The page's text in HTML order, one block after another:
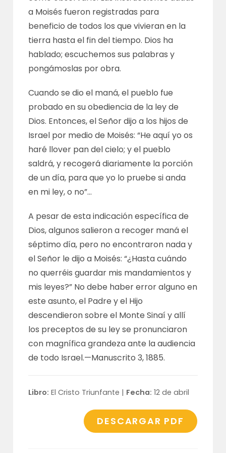
a Moisés fueron registradas para
beneficio de todos los que vivieran en la
tierra hasta el fin del tiempo. Dios ha
hablado; escuchemos sus palabras y
pongámoslas por obra.
Cuando se dio el maná, el pueblo fue
probado en su obediencia de la ley de
Dios. Entonces, el Señor dijo a los hijos de
Israel por medio de Moisés: “He aquí yo os
haré llover pan del cielo; y el pueblo
saldrá, y recogerá diariamente la porción
de un día, para que yo lo pruebe si anda
en mi ley, o no”…
A pesar de esta indicación específica de
Dios, algunos salieron a recoger maná el
séptimo día, pero no encontraron nada y
el Señor le dijo a Moisés: “¿Hasta cuándo
no querréis guardar mis mandamientos y
mis leyes?” No debe haber error alguno en
este asunto, el Padre y el Hijo
descendieron sobre el Monte Sinaí y allí
los preceptos de su ley se pronunciaron
con magnífica grandeza ante la audiencia
de todo Israel.—Manuscrito 3, 1885.
Libro: El Cristo Triunfante | Fecha: 12 de abril
DESCARGAR PDF